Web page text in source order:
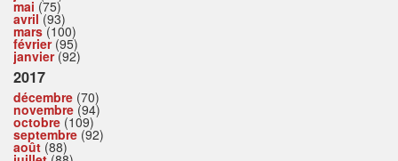
mai (75)
avril(93)
mars(100)
février(95)
janvier(92)
2017
décembre (70)
novembre (94)
octobre (109)
septembre (92)
août (88)